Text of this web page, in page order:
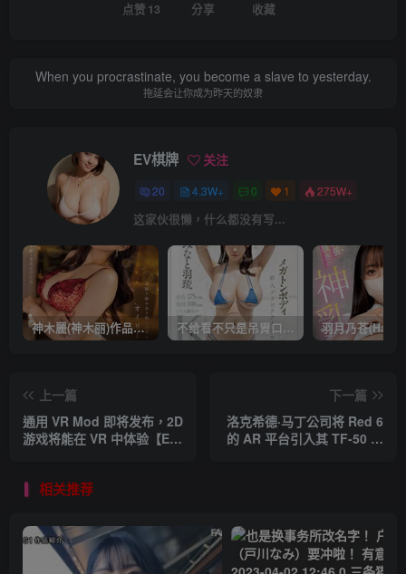
点赞 13 分享 收藏
When you procrastinate, you become a slave to yesterday.
拖延会让你成为昨天的奴隶
EV棋牌 关注
20 4.3W+ 0 1 275W+
这家伙很懒，什么都没有写...
神木麗(神木丽)作品STARS-804发布！出道一周年，华丽布拉甲闪亮动人！【EV棋牌】 不给看不只是吊胃口！K奶的みなと羽琉(凑羽琉)原来是无码妹「水原圣子」？【EV棋牌】
上一篇
通用 VR Mod 即将发布，2D
游戏将能在 VR 中体验【EV
下一篇
洛克希德·马丁公司将 Red 6
的 AR 平台引入其 TF-50 战
相关推荐